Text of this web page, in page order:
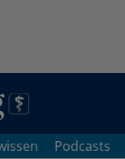
Podcasts